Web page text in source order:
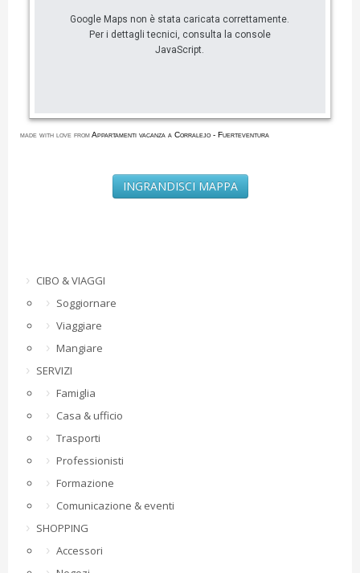
Google Maps non è stata caricata correttamente.
Per i dettagli tecnici, consulta la console
JavaScript.
made with love fromAppartamenti vacanza a Corralejo - Fuerteventura
INGRANDISCI MAPPA
CIBO & VIAGGI
Soggiornare
Viaggiare
Mangiare
SERVIZI
Famiglia
Casa & ufficio
Trasporti
Professionisti
Formazione
Comunicazione & eventi
SHOPPING
Accessori